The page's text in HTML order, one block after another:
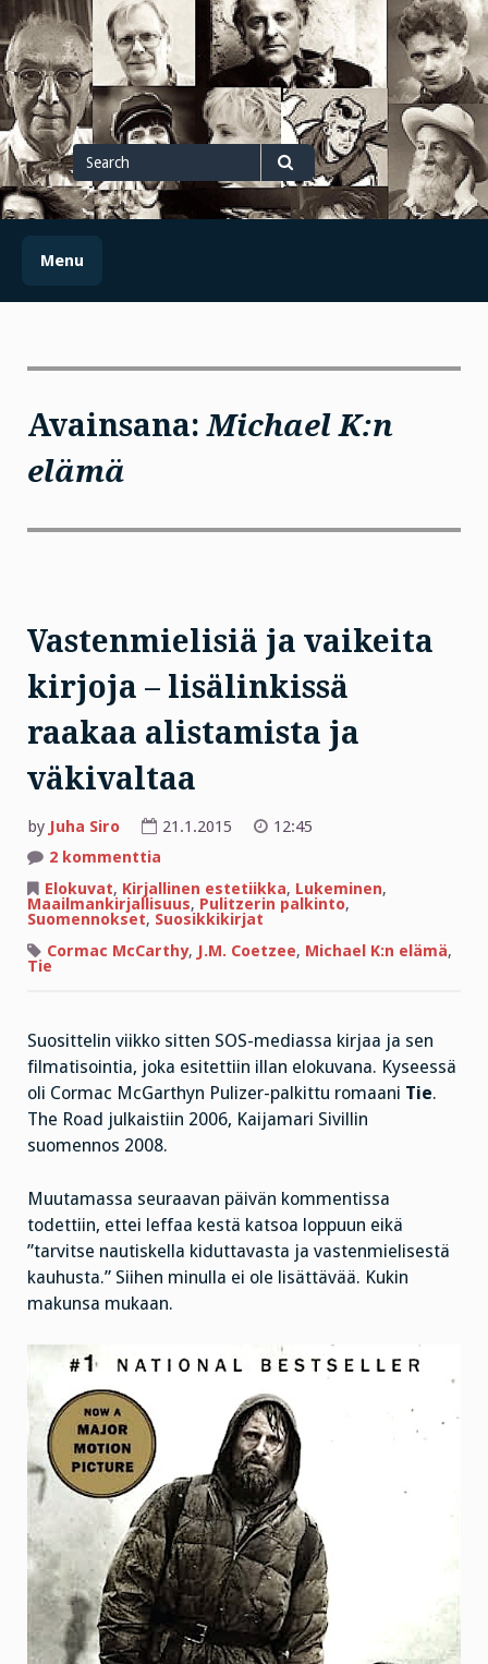
Skip
to
content
Search
for
Search
Menu
Avainsana:Michael K:n
elämä
Vastenmielisiä ja vaikeita
kirjoja – lisälinkissä
raakaa alistamista ja
väkivaltaa
by Juha Siro 21.1.2015
12:45
2 kommenttia
ja
vaikeita
kirjoja
lisälinkissä
raakaa
Elokuvat, Kirjallinen estetiikka, Lukeminen,
Maailmankirjallisuus, Pulitzerin palkinto,
Suomennokset, Suosikkikirjat
Cormac McCarthy, J.M. Coetzee, Michael K:n elämä,
Tie
Suosittelin viikko sitten SOS-mediassa kirjaa ja sen
filmatisointia, joka esitettiin illan elokuvana. Kyseessä
oli Cormac McGarthyn Pulizer-palkittu romaani Tie.
The Road julkaistiin 2006, Kaijamari Sivillin
suomennos 2008.
Muutamassa seuraavan päivän kommentissa
todettiin, ettei leffaa kestä katsoa loppuun eikä
”tarvitse nautiskella kiduttavasta ja vastenmielisestä
kauhusta.” Siihen minulla ei ole lisättävää. Kukin
makunsa mukaan.